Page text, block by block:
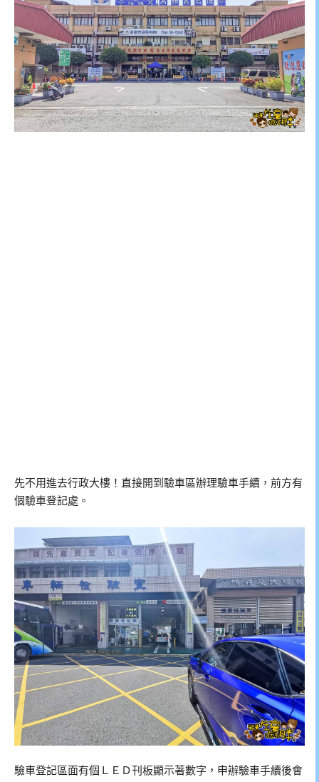
先不用進去行政大樓！直接開到驗車區辦理驗車手續，前方有
個驗車登記處。
驗車登記區面有個ＬＥＤ刊板顯示著數字，申辦驗車手續後會